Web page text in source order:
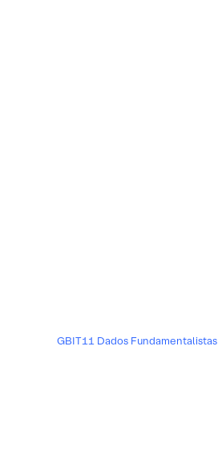
GBIT11 Dados Fundamentalistas